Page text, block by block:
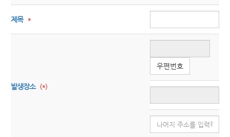
제목 *
발생장소 (*)
우편번호